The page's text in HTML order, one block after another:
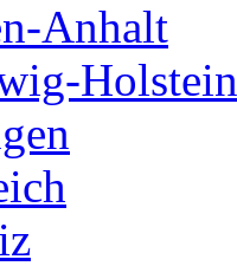
Anhalt
Holstein